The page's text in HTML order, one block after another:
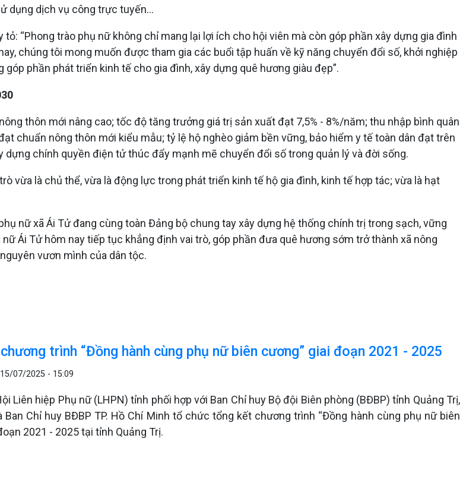
dụng dịch vụ công trực tuyến…
“Phong trào phụ nữ không chỉ mang lại lợi ích cho hội viên mà còn góp phần xây dựng gia đình
chúng tôi mong muốn được tham gia các buổi tập huấn về kỹ năng chuyển đổi số, khởi nghiệp
phần phát triển kinh tế cho gia đình, xây dựng quê hương giàu đẹp”.
thôn mới nâng cao; tốc độ tăng trưởng giá trị sản xuất đạt 7,5% - 8%/năm; thu nhập bình quân
chuẩn nông thôn mới kiểu mẫu; tỷ lệ hộ nghèo giảm bền vững, bảo hiểm y tế toàn dân đạt trên
chính quyền điện tử thúc đẩy mạnh mẽ chuyển đổi số trong quản lý và đời sống.
vừa là chủ thể, vừa là động lực trong phát triển kinh tế hộ gia đình, kinh tế hợp tác; vừa là hạt
nữ xã Ái Tử đang cùng toàn Đảng bộ chung tay xây dựng hệ thống chính trị trong sạch, vững
Ái Tử hôm nay tiếp tục khẳng định vai trò, góp phần đưa quê hương sớm trở thành xã nông
vươn mình của dân tộc.
trình “Đồng hành cùng phụ nữ biên cương” giai đoạn 2021 - 2025
15/07/2025 - 15:09
Liên hiệp Phụ nữ (LHPN) tỉnh phối hợp với Ban Chỉ huy Bộ đội Biên phòng (BĐBP) tỉnh Quảng Trị,
Ban Chỉ huy BĐBP TP. Hồ Chí Minh tổ chức tổng kết chương trình “Đồng hành cùng phụ nữ biên
2021 - 2025 tại tỉnh Quảng Trị.